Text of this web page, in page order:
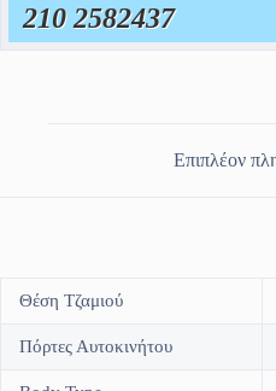
210 2582437
Επιπλέον
Θέση Τζαμιού
Πόρτες Αυτοκινήτου